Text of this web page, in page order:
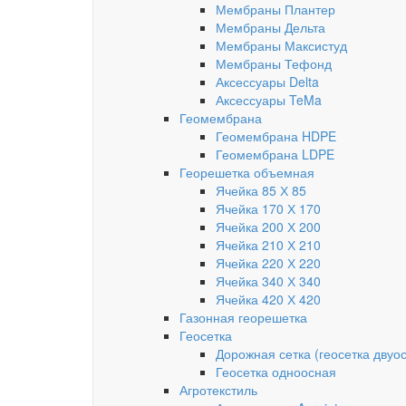
Мембраны Плантер
Мембраны Дельта
Мембраны Максистуд
Мембраны Тефонд
Аксессуары Delta
Аксессуары TeMa
Геомембрана
Геомембрана HDPE
Геомембрана LDPE
Георешетка объемная
Ячейка 85 Х 85
Ячейка 170 Х 170
Ячейка 200 Х 200
Ячейка 210 Х 210
Ячейка 220 Х 220
Ячейка 340 Х 340
Ячейка 420 Х 420
Газонная георешетка
Геосетка
Дорожная сетка (геосетка
Геосетка одноосная
Агротекстиль